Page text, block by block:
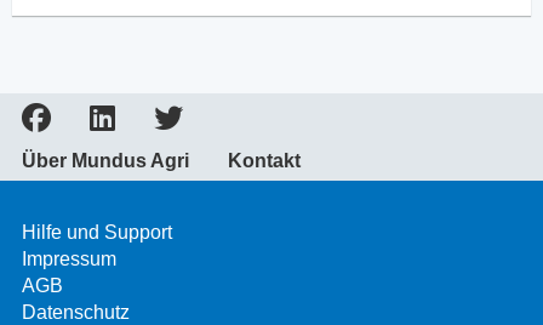
Über Mundus Agri Kontakt
Hilfe und Support
Impressum
AGB
Datenschutz